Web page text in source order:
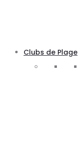
Clubs de Plage